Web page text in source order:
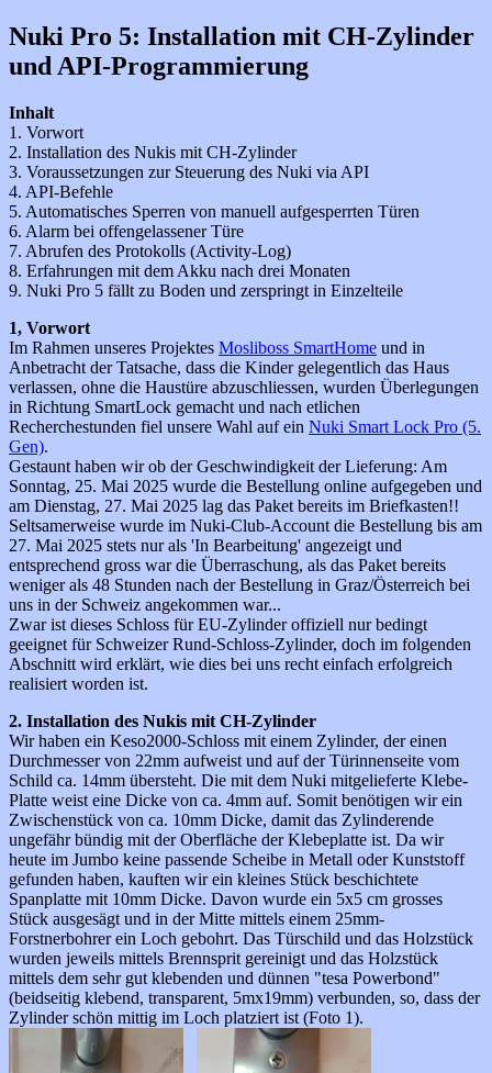
Nuki Pro 5: Installation mit CH-Zylinder
und API-Programmierung
Inhalt
1. Vorwort
2. Installation des Nukis mit CH-Zylinder
3. Voraussetzungen zur Steuerung des Nuki via API
4. API-Befehle
5. Automatisches Sperren von manuell aufgesperrten Türen
6. Alarm bei offengelassener Türe
7. Abrufen des Protokolls (Activity-Log)
8. Erfahrungen mit dem Akku nach drei Monaten
9. Nuki Pro 5 fällt zu Boden und zerspringt in Einzelteile
1, Vorwort
Im Rahmen unseres Projektes Mosliboss SmartHome und in
Anbetracht der Tatsache, dass die Kinder gelegentlich das Haus
verlassen, ohne die Haustüre abzuschliessen, wurden Überlegungen
in Richtung SmartLock gemacht und nach etlichen
Recherchestunden fiel unsere Wahl auf ein Nuki Smart Lock Pro (5.
Gen).
Gestaunt haben wir ob der Geschwindigkeit der Lieferung: Am
Sonntag, 25. Mai 2025 wurde die Bestellung online aufgegeben und
am Dienstag, 27. Mai 2025 lag das Paket bereits im Briefkasten!!
Seltsamerweise wurde im Nuki-Club-Account die Bestellung bis am
27. Mai 2025 stets nur als 'In Bearbeitung' angezeigt und
entsprechend gross war die Überraschung, als das Paket bereits
weniger als 48 Stunden nach der Bestellung in Graz/Österreich bei
uns in der Schweiz angekommen war...
Zwar ist dieses Schloss für EU-Zylinder offiziell nur bedingt
geeignet für Schweizer Rund-Schloss-Zylinder, doch im folgenden
Abschnitt wird erklärt, wie dies bei uns recht einfach erfolgreich
realisiert worden ist.
2. Installation des Nukis mit CH-Zylinder
Wir haben ein Keso2000-Schloss mit einem Zylinder, der einen
Durchmesser von 22mm aufweist und auf der Türinnenseite vom
Schild ca. 14mm übersteht. Die mit dem Nuki mitgelieferte Klebe-
Platte weist eine Dicke von ca. 4mm auf. Somit benötigen wir ein
Zwischenstück von ca. 10mm Dicke, damit das Zylinderende
ungefähr bündig mit der Oberfläche der Klebeplatte ist. Da wir
heute im Jumbo keine passende Scheibe in Metall oder Kunststoff
gefunden haben, kauften wir ein kleines Stück beschichtete
Spanplatte mit 10mm Dicke. Davon wurde ein 5x5 cm grosses
Stück ausgesägt und in der Mitte mittels einem 25mm-
Forstnerbohrer ein Loch gebohrt. Das Türschild und das Holzstück
wurden jeweils mittels Brennsprit gereinigt und das Holzstück
mittels dem sehr gut klebenden und dünnen "tesa Powerbond"
(beidseitig klebend, transparent, 5mx19mm) verbunden, so, dass der
Zylinder schön mittig im Loch platziert ist (Foto 1).